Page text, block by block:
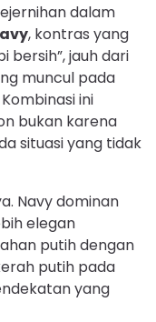
dalam
, kontras yang
bersih”, jauh dari
muncul pada
ini
bukan karena
situasi yang tidak
Navy dominan
elegan
putih dengan
putih pada
yang